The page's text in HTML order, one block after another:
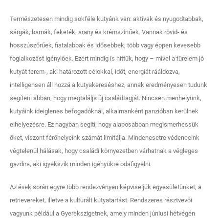
Természetesen mindig sokféle kutyánk van: aktívak és nyugodtabbak,
sárgák, barnák, feketék, arany és krémszínűek. Vannak rövid- és
hosszúszőrűek, fiatalabbak és idősebbek, több vagy éppen kevesebb
foglalkozást igénylőek. Ezért mindig is hittük, hogy – mivel a türelem jó
kutyát terem-, aki határozott célokkal, időt, energiát rááldozva,
intelligensen áll hozzá a kutyakereséshez, annak eredményesen tudunk
segíteni abban, hogy megtalálja új családtagját. Nincsen menhelyünk,
kutyáink ideiglenes befogadóknál, alkalmanként panzióban kerülnek
elhelyezésre. Ez nagyban segíti, hogy alaposabban megismerhessük
őket, viszont férőhelyeink számát limitálja. Mindenesetre védenceink
végtelenül hálásak, hogy családi környezetben várhatnak a végleges
gazdira, aki igyekszik minden igényükre odafigyelni.
Az évek során egyre több rendezvényen képviseljük egyesületünket, a
retrievereket, illetve a kulturált kutyatartást. Rendszeres résztvevői
vagyunk például a Gyerekszigetnek, amely minden júniusi hétvégén